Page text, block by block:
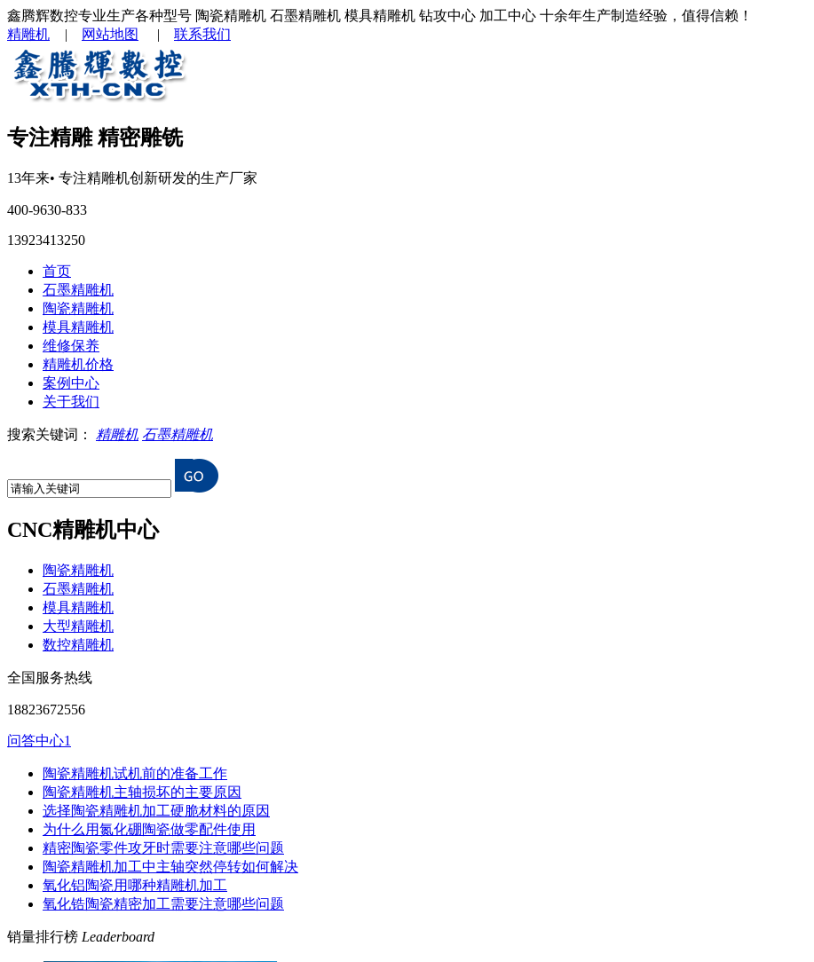
鑫腾辉数控专业生产各种型号 陶瓷精雕机 石墨精雕机 模具精雕机 钻攻中心 加工中心 十余年生产制造经验，值得信赖！
精雕机 | 网站地图 | 联系我们
专注精雕 精密雕铣
13年来• 专注精雕机创新研发的生产厂家
400-9630-833
13923413250
首页
石墨精雕机
陶瓷精雕机
模具精雕机
维修保养
精雕机价格
案例中心
关于我们
搜索关键词： 精雕机 石墨精雕机
CNC精雕机中心
陶瓷精雕机
石墨精雕机
模具精雕机
大型精雕机
数控精雕机
全国服务热线
18823672556
问答中心1
陶瓷精雕机试机前的准备工作
陶瓷精雕机主轴损坏的主要原因
选择陶瓷精雕机加工硬脆材料的原因
为什么用氮化硼陶瓷做零配件使用
精密陶瓷零件攻牙时需要注意哪些问题
陶瓷精雕机加工中主轴突然停转如何解决
氧化铝陶瓷用哪种精雕机加工
氧化锆陶瓷精密加工需要注意哪些问题
销量排行榜 Leaderboard